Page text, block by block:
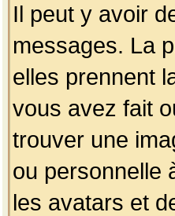
Il peut y avoir
messages. La
elles prennent
vous avez fait
trouver une
ou personnelle
les avatars et